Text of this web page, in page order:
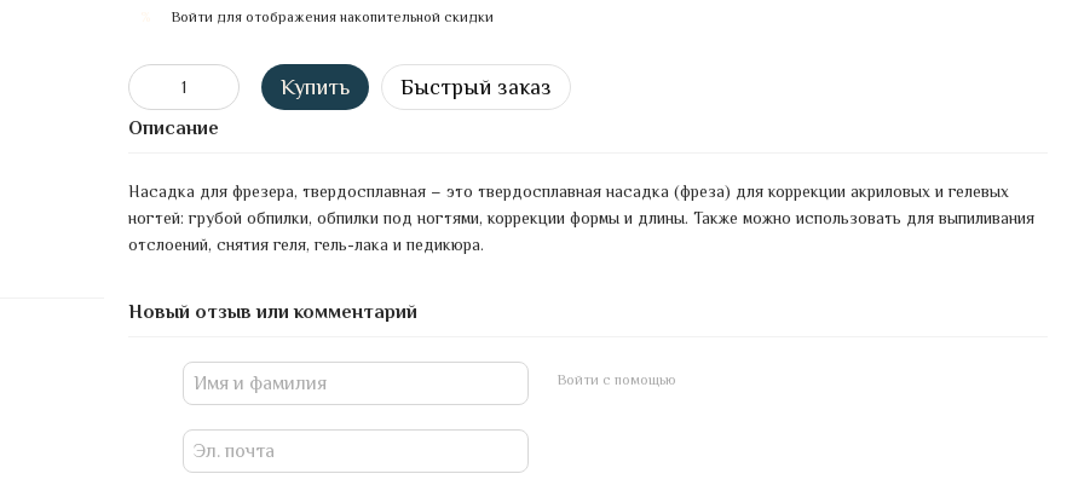
Войти для отображения накопительной скидки
Купить Быстрый заказ
Описание
Насадка для фрезера, твердосплавная – это твердосплавная насадка (фреза) для коррекции акриловых и гелевых
ногтей: грубой обпилки, обпилки под ногтями, коррекции формы и длины. Также можно использовать для выпиливания
отслоений, снятия геля, гель-лака и педикюра.
Новый отзыв или комментарий
Войти с помощью